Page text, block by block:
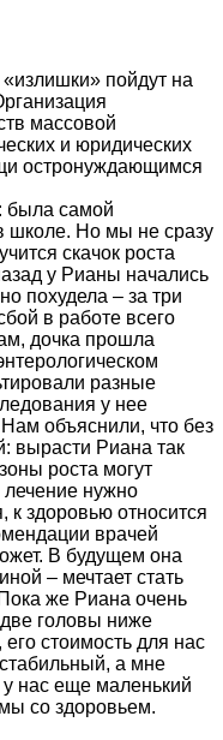
пойдут на
массовой
и юридических
остронуждающимся
была самой
школе. Но мы не сразу
скачок роста
у Рианы начались
похудела – за три
в работе всего
дочка прошла
разные
у нее
объяснили, что без
вырасти Риана так
роста могут
лечение нужно
к здоровью относится
врачей
В будущем она
– мечтает стать
же Риана очень
две головы ниже
стоимость для нас
а мне
нас еще маленький
со здоровьем.